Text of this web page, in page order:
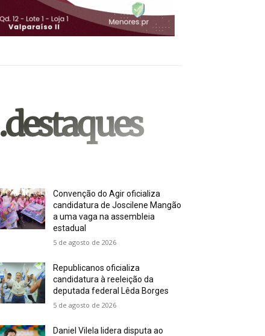
.destaques
Convenção do Agir oficializa
candidatura de Joscilene Mangão
a uma vaga na assembleia
estadual
5 de agosto de 2026
Republicanos oficializa
candidatura à reeleição da
deputada federal Lêda Borges
5 de agosto de 2026
Daniel Vilela lidera disputa ao